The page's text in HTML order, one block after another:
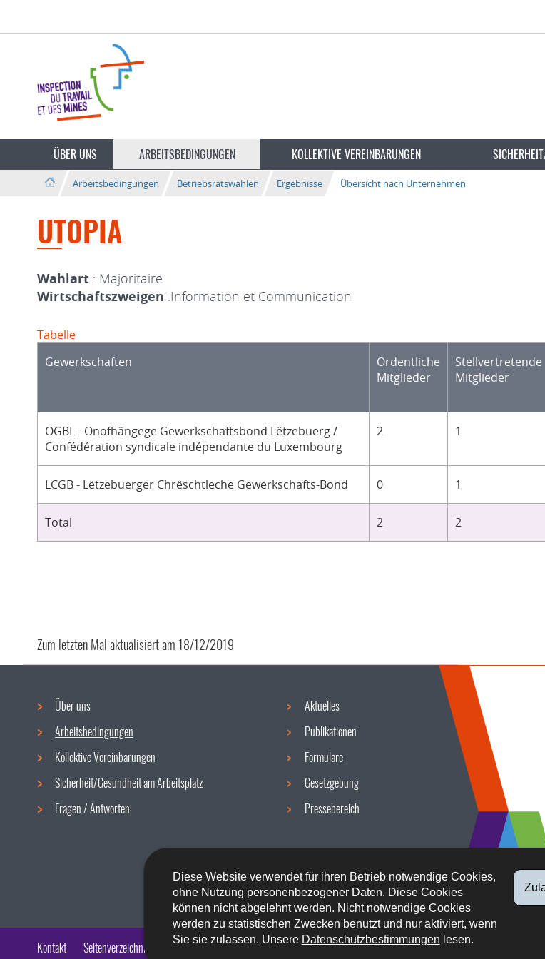
Diese Website verwendet für ihren Betrieb notwendige Cookies,
ohne Nutzung personenbezogener Daten. Diese Cookies
können nicht abgelehnt werden. Nicht notwendige Cookies
werden zu statistischen Zwecken benutzt und nur aktiviert, wenn
Sie sie zulassen. Unsere Datenschutzbestimmungen lesen.
ÜBER UNS ARBEITSBEDINGUNGEN KOLLEKTIVE VEREINBARUNGEN
Arbeitsbedingungen Betriebsratswahlen Ergebnisse Übersicht nach Unternehmen
UTOPIA
Wahlart : Majoritaire
Wirtschaftszweigen :Information et Communication
Tabelle
Gewerkschaften
Ordentliche
Mitglieder
Stellvertretende
Mitglieder
OGBL - Onofhängege Gewerkschaftsbond Lëtzebuerg /
Confédération syndicale indépendante du Luxembourg
2 1
LCGB - Lëtzebuerger Chrëschtleche Gewerkschafts-Bond 0 1
Total 2 2
Zum letzten Mal aktualisiert am18/12/2019
Navigationsmenü
Über uns
Arbeitsbedingungen
Kollektive Vereinbarungen
Sicherheit/Gesundheit am Arbeitsplatz
Fragen / Antworten
Aktuelles
Publikationen
Formulare
Gesetzgebung
Pressebereich
Kontakt Seitenverzeichnis Impressum Barrierefreiheit Rechtliche Aspekte Datenschutz